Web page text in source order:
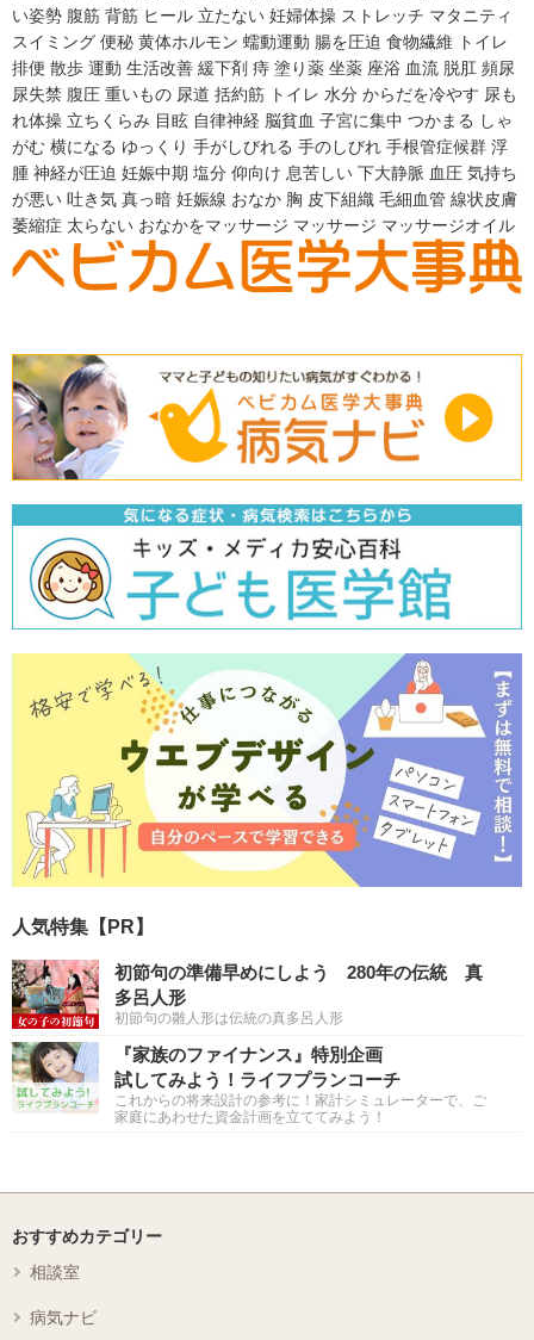
い姿勢 腹筋 背筋 ヒール 立たない 妊婦体操 ストレッチ マタニティ
スイミング 便秘 黄体ホルモン 蠕動運動 腸を圧迫 食物繊維 トイレ
排便 散歩 運動 生活改善 緩下剤 痔 塗り薬 坐薬 座浴 血流 脱肛 頻尿
尿失禁 腹圧 重いもの 尿道 括約筋 トイレ 水分 からだを冷やす 尿も
れ体操 立ちくらみ 目眩 自律神経 脳貧血 子宮に集中 つかまる しゃ
がむ 横になる ゆっくり 手がしびれる 手のしびれ 手根管症候群 浮
腫 神経が圧迫 妊娠中期 塩分 仰向け 息苦しい 下大静脈 血圧 気持ち
が悪い 吐き気 真っ暗 妊娠線 おなか 胸 皮下組織 毛細血管 線状皮膚
萎縮症 太らない おなかをマッサージ マッサージ マッサージオイル
人気特集【PR】
初節句の準備早めにしよう 280年の伝統 真
多呂人形
初節句の雛人形は伝統の真多呂人形
『家族のファイナンス』特別企画
試してみよう！ライフプランコーチ
これからの将来設計の参考に！家計シミュレーターで、ご
家庭にあわせた資金計画を立ててみよう！
おすすめカテゴリー
相談室
病気ナビ